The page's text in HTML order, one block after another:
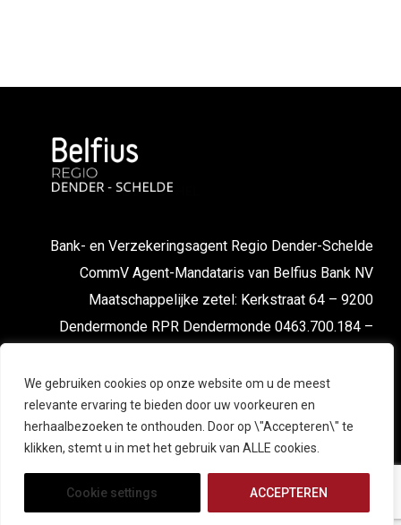
We gebruiken cookies op onze website om u de meest
relevante ervaring te bieden door uw voorkeuren en
herhaalbezoeken te onthouden. Door op \"Accepteren\" te
klikken, stemt u in met het gebruik van ALLE cookies.
Cookie settings ACCEPTEREN
Bank- en Verzekeringsagent Regio Dender-Schelde
CommV Agent-Mandataris van Belfius Bank NV
Maatschappelijke zetel: Kerkstraat 64 – 9200
Dendermonde RPR Dendermonde 0463.700.184 –
© 2025 Belfius Regio Dender-Schelde. All Right Reserved |
Powered byEXPERTMEDIA